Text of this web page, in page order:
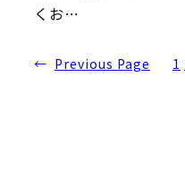
くお…
← Previous Page 1